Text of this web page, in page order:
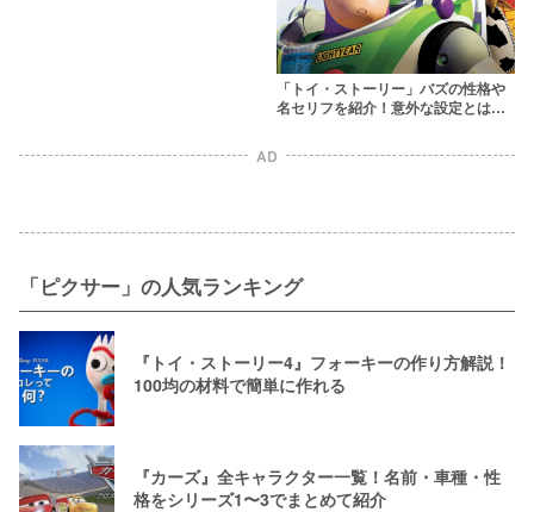
「トイ・ストーリー」バズの性格や
名セリフを紹介！意外な設定とは？
AD
「ピクサー」の人気ランキング
『トイ・ストーリー4』フォーキーの作り方解説！
100均の材料で簡単に作れる
『カーズ』全キャラクター一覧！名前・車種・性
格をシリーズ1〜3でまとめて紹介